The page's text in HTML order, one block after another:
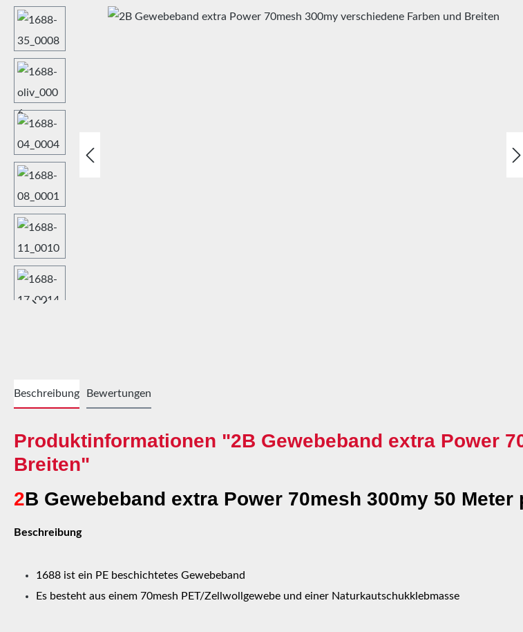
Bildergalerie überspringen
Beschreibung Bewertungen
Produktinformationen "2B Gewebeband extra Power
Breiten"
2B Gewebeband extra Power 70mesh 300my 50 Meter
Beschreibung
1688 ist ein PE beschichtetes Gewebeband
Es besteht aus einem 70mesh PET/Zellwollgewebe und einer Naturkautschukklebmasse